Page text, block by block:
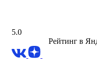
5.0
Рейтинг в